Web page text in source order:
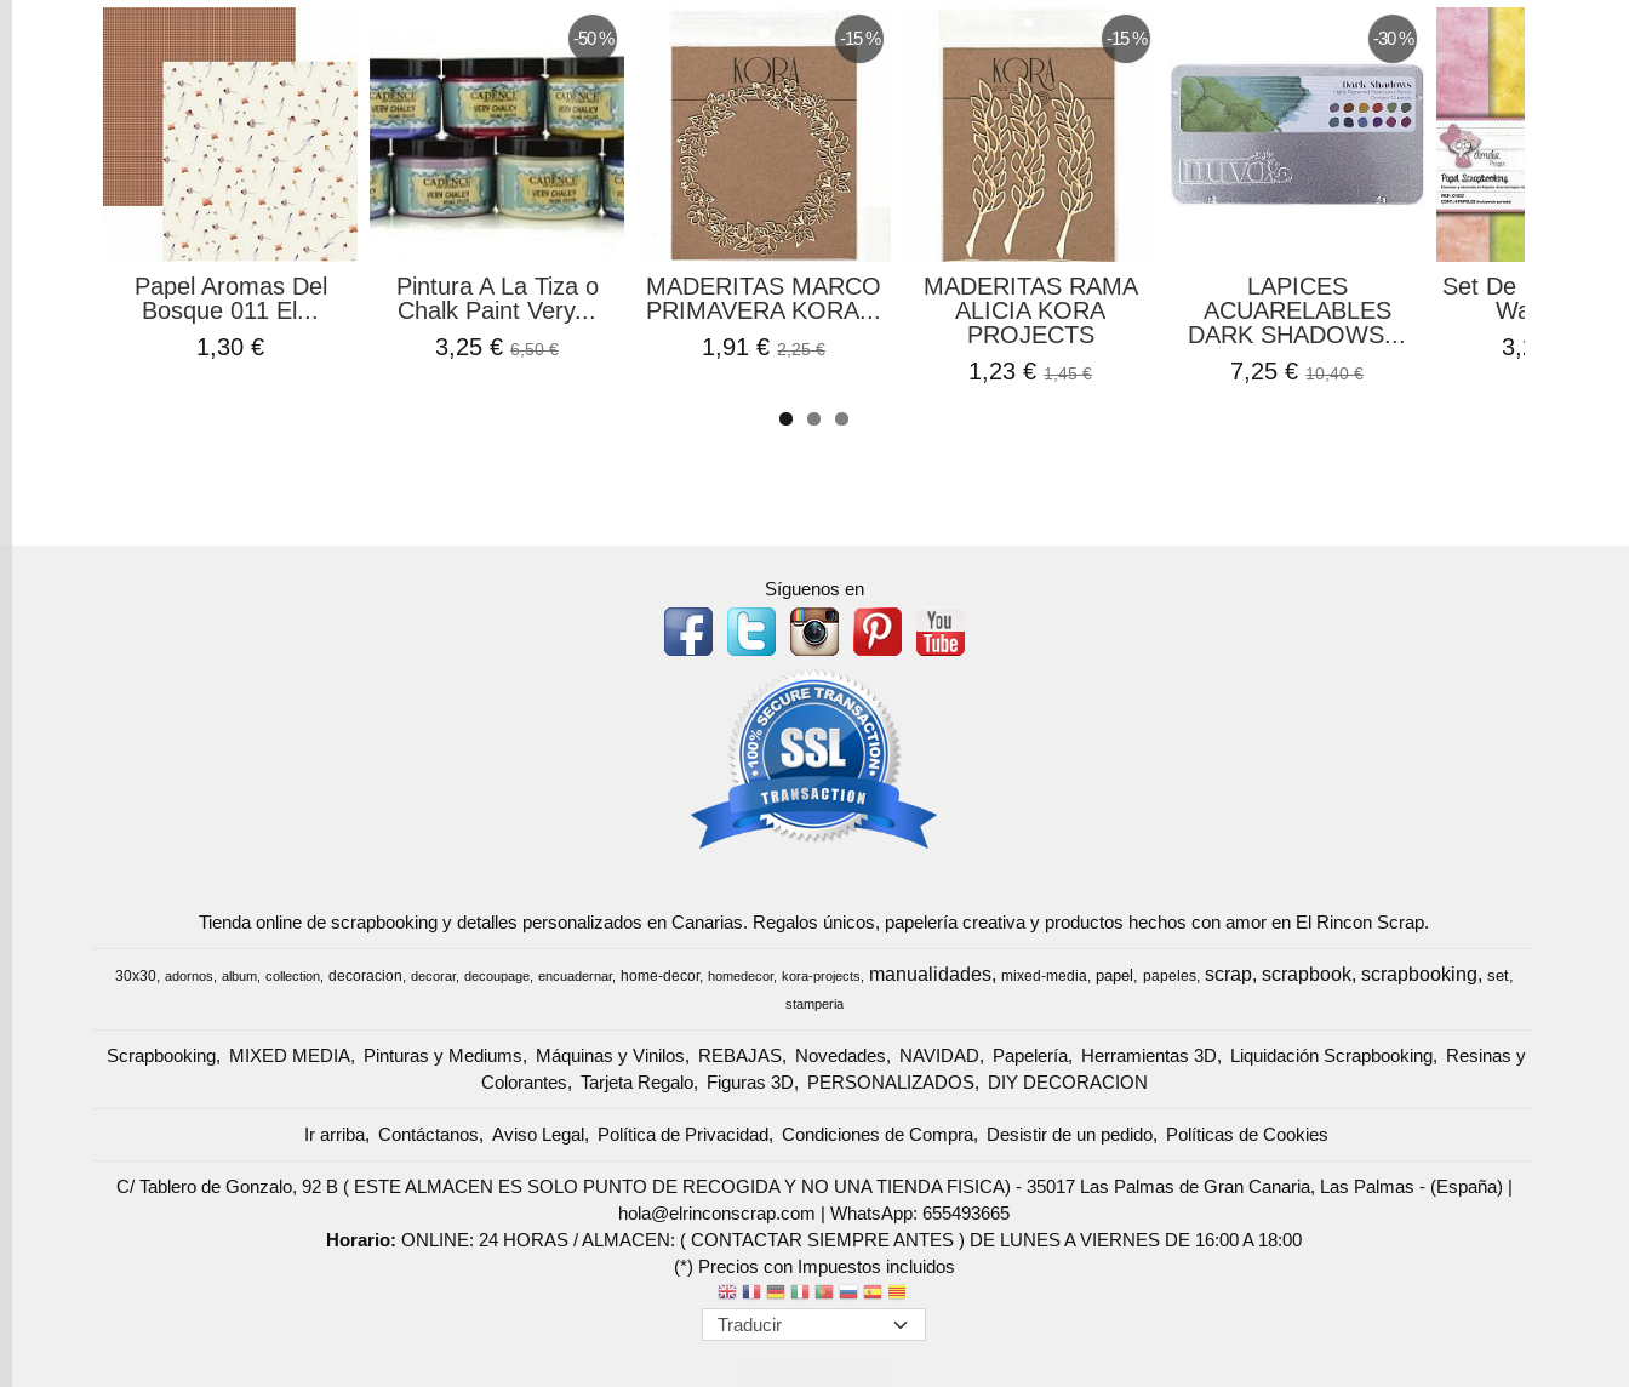
Redes
Sociales
Instagram
Facebook
YoutubePapel Aromas Del
Bosque 011 El...
1,30 €
-50 %
Pintura A La Tiza o
Chalk Paint Very...
3,25 €6,50 €
-15 %
MADERITAS MARCO
PRIMAVERA KORA...
1,91 €2,25 €
-15 %
MADERITAS RAMA
ALICIA KORA
PROJECTS
1,23 €1,45 €
-30 %
LAPICES
ACUARELABLES
DARK SHADOWS...
7,25 €10,40 €
Set De Papeles
3,25 €
Síguenos en
Tienda online de scrapbooking y detalles personalizados en Canarias. Regalos únicos, papelería creativa y productos hechos con amor en El Rincon Scrap.
30x30 adornos album collection decoracion decorar decoupage encuadernar home-decor homedecor kora-projects manualidades mixed-media papel papeles scrap scrapbook scrapbooking set
stamperia
Scrapbooking MIXED MEDIA Pinturas y Mediums Máquinas y Vinilos REBAJAS Novedades NAVIDAD Papelería Herramientas 3D Liquidación Scrapbooking
Resinas y
Colorantes
Tarjeta Regalo Figuras 3D PERSONALIZADOS DIY DECORACION
Ir arriba Contáctanos Aviso Legal Política de Privacidad Condiciones de Compra Desistir de un pedido Políticas de Cookies
C/ Tablero de Gonzalo, 92 B ( ESTE ALMACEN ES SOLO PUNTO DE RECOGIDA Y NO UNA TIENDA FISICA) - 35017 Las Palmas de Gran Canaria, Las Palmas - (España) |
hola@elrinconscrap.com |WhatsApp: 655493665
Horario:ONLINE: 24 HORAS / ALMACEN: ( CONTACTAR SIEMPRE ANTES ) DE LUNES A VIERNES DE 16:00 A 18:00
(*) Precios con Impuestos incluidos